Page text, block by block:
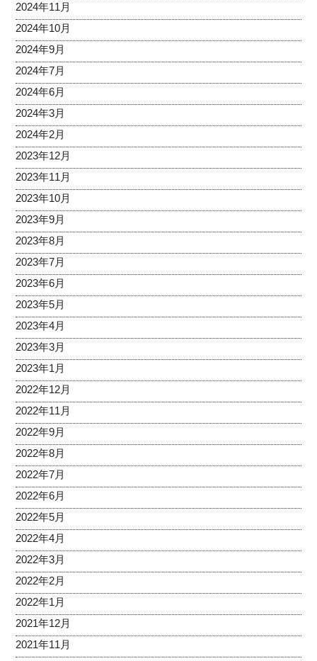
2024年11月
2024年10月
2024年9月
2024年7月
2024年6月
2024年3月
2024年2月
2023年12月
2023年11月
2023年10月
2023年9月
2023年8月
2023年7月
2023年6月
2023年5月
2023年4月
2023年3月
2023年1月
2022年12月
2022年11月
2022年9月
2022年8月
2022年7月
2022年6月
2022年5月
2022年4月
2022年3月
2022年2月
2022年1月
2021年12月
2021年11月